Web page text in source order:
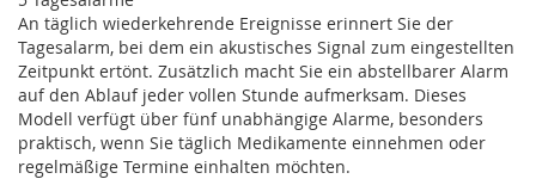
An täglich wiederkehrende Ereignisse erinnert Sie der
Tagesalarm, bei dem ein akustisches Signal zum eingestellten
Zeitpunkt ertönt. Zusätzlich macht Sie ein abstellbarer Alarm
auf den Ablauf jeder vollen Stunde aufmerksam. Dieses
Modell verfügt über fünf unabhängige Alarme, besonders
praktisch, wenn Sie täglich Medikamente einnehmen oder
regelmäßige Termine einhalten möchten.